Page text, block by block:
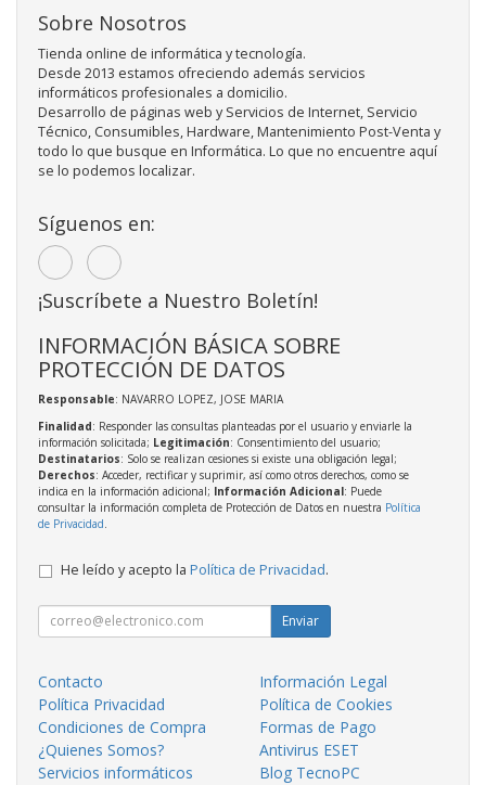
Sobre Nosotros
Tienda online de informática y tecnología.
Desde 2013 estamos ofreciendo además servicios
informáticos profesionales a domicilio.
Desarrollo de páginas web y Servicios de Internet, Servicio
Técnico, Consumibles, Hardware, Mantenimiento Post-Venta y
todo lo que busque en Informática. Lo que no encuentre aquí
se lo podemos localizar.
Síguenos en:
¡Suscríbete a Nuestro Boletín!
INFORMACIÓN BÁSICA SOBRE
PROTECCIÓN DE DATOS
Responsable: NAVARRO LOPEZ, JOSE MARIA
Finalidad: Responder las consultas planteadas por el usuario y enviarle la
información solicitada; Legitimación: Consentimiento del usuario;
Destinatarios: Solo se realizan cesiones si existe una obligación legal;
Derechos: Acceder, rectificar y suprimir, así como otros derechos, como se
indica en la información adicional; Información Adicional: Puede
consultar la información completa de Protección de Datos en nuestra Política
de Privacidad.
He leído y acepto la Política de Privacidad.
Enviar
Contacto
Información Legal
Política Privacidad
Política de Cookies
Condiciones de Compra
Formas de Pago
¿Quienes Somos?
Antivirus ESET
Servicios informáticos
Blog TecnoPC